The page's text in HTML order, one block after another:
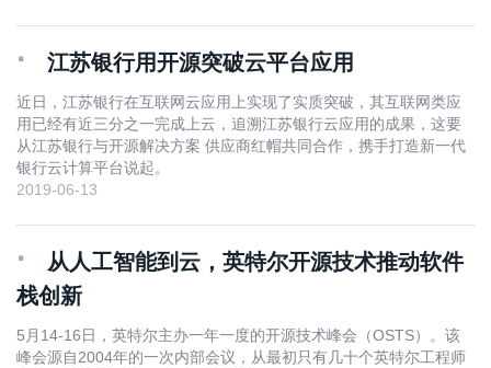
· 江苏银行用开源突破云平台应用
近日，江苏银行在互联网云应用上实现了实质突破，其互联网类应
用已经有近三分之一完成上云，追溯江苏银行云应用的成果，这要
从江苏银行与开源解决方案 供应商红帽共同合作，携手打造新一代
银行云计算平台说起。
2019-06-13
·
从人工智能到云，英特尔开源技术推动软件
栈创新
5月14-16日，英特尔主办一年一度的开源技术峰会（OSTS）。该
峰会源自2004年的一次内部会议，从最初只有几十个英特尔工程师